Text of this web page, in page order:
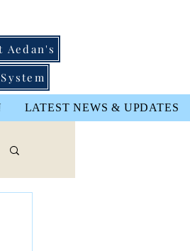
Aedan's
LATEST NEWS & UPDATES